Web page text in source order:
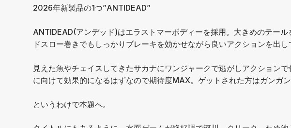
⁡2026年新製品の1つ”ANTIDEAD”
ANTIDEAD(アンデッド)はエラストマーボディーを採用。大きめのテー
ドスロー巻きでもしっかりブレーキを効かせながら良いアクションを出し
見えた魚やチェイスしてきたサカナにワンジャークで逃がしアクション
に向けて効果的になるはずなので期待度MAX。ゲットされた方はガンガ
というわけで本題へ。